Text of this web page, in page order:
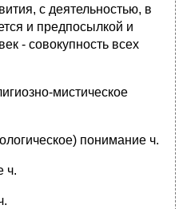
с деятельностью, в
и предпосылкой и
- совокупность всех
мистическое
понимание ч.
ч.